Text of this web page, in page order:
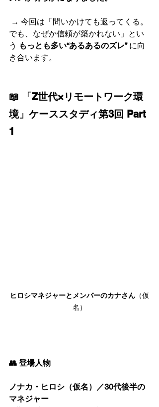
でも、なぜか信頼が築かれない」とい
う もっとも多い“あるあるのズレ” に向
き合います。
📖 「Z世代×リモートワーク環
境」ケーススタディ第3回 Part
1
ヒロシマネジャーとメンバーのカナさん （仮
名）
👥 登場人物
ノナカ・ヒロシ（仮名）／30代後半の
マネジャー